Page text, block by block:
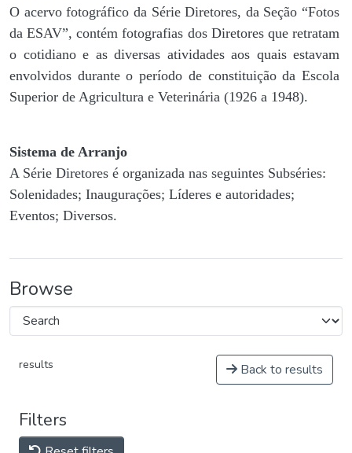
O acervo fotográfico da Série Diretores, da Seção “Fotos
da ESAV”, contém fotografias dos Diretores que retratam
o cotidiano e as diversas atividades aos quais estavam
envolvidos durante o período de constituição da Escola
Superior de Agricultura e Veterinária (1926 a 1948).
Sistema de Arranjo
A Série Diretores é organizada nas seguintes Subséries:
Solenidades; Inaugurações; Líderes e autoridades;
Eventos; Diversos.
Browse
results Back to results
Filters